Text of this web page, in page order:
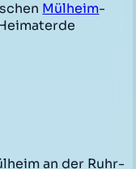
Mülheim-
an der Ruhr-